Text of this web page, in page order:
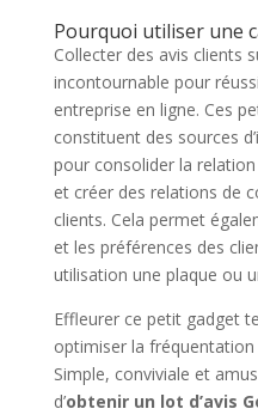
Pourquoi utiliser une
Collecter des avis clients
incontournable pour
entreprise en ligne. Ces
constituent des sources
pour consolider la
et créer des relations de
clients. Cela permet
et les préférences des
utilisation une plaque ou
Effleurer ce petit gadget
optimiser la
Simple, conviviale et
d’obtenir un lot d’avis